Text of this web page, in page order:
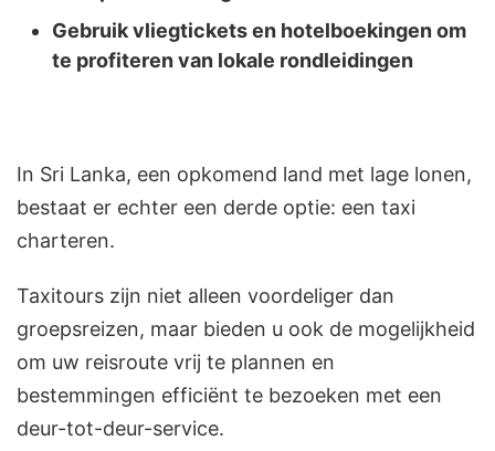
Gebruik vliegtickets en hotelboekingen om
te profiteren van lokale rondleidingen
In Sri Lanka, een opkomend land met lage lonen,
bestaat er echter een derde optie: een taxi
charteren.
Taxitours zijn niet alleen voordeliger dan
groepsreizen, maar bieden u ook de mogelijkheid
om uw reisroute vrij te plannen en
bestemmingen efficiënt te bezoeken met een
deur-tot-deur-service.